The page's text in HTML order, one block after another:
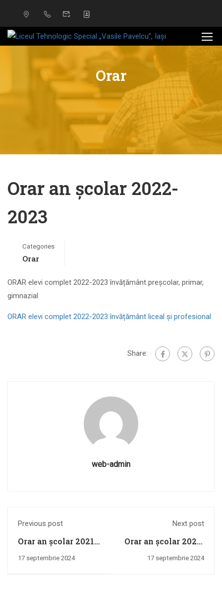
Orar
Orar an școlar 2022-
2023
Categories
Orar
ORAR elevi complet 2022-2023 învățământ preșcolar, primar,
gimnazial
ORAR elevi complet 2022-2023 învățământ liceal și profesional
Share:
web-admin
Previous post
Orar an școlar 2021-
2022
17 septembrie 2024
Next post
Orar an școlar 2023-
2024
17 septembrie 2024